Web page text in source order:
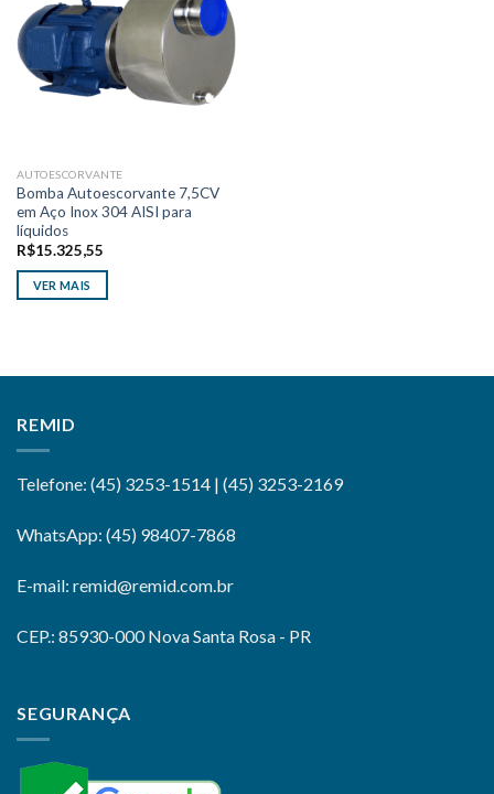
AUTOESCORVANTE
Bomba Autoescorvante 7,5CV
em Aço Inox 304 AISI para
líquidos
R$15.325,55
VER MAIS
REMID
Telefone: (45) 3253-1514 | (45) 3253-2169
WhatsApp: (45) 98407-7868
E-mail: remid@remid.com.br
CEP.: 85930-000 Nova Santa Rosa - PR
SEGURANÇA